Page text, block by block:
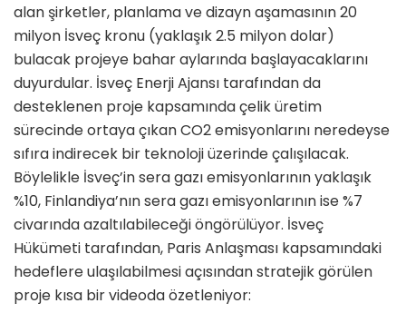
alan şirketler, planlama ve dizayn aşamasının 20
milyon İsveç kronu (yaklaşık 2.5 milyon dolar)
bulacak projeye bahar aylarında başlayacaklarını
duyurdular. İsveç Enerji Ajansı tarafından da
desteklenen proje kapsamında çelik üretim
sürecinde ortaya çıkan CO2 emisyonlarını neredeyse
sıfıra indirecek bir teknoloji üzerinde çalışılacak.
Böylelikle İsveç’in sera gazı emisyonlarının yaklaşık
%10, Finlandiya’nın sera gazı emisyonlarının ise %7
civarında azaltılabileceği öngörülüyor. İsveç
Hükümeti tarafından, Paris Anlaşması kapsamındaki
hedeflere ulaşılabilmesi açısından stratejik görülen
proje kısa bir videoda özetleniyor: